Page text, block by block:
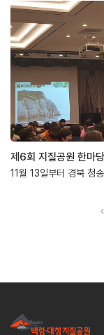
제6회 지질공원 한마당